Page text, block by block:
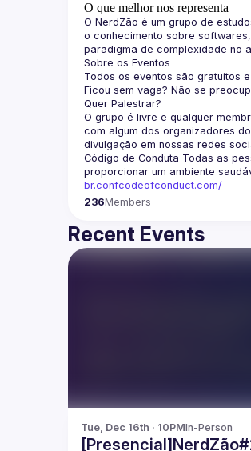
O que melhor nos representa
O NerdZão é um grupo de
o conhecimento sobre
paradigma de complexidade no
Sobre os Eventos
Todos os eventos são gratuitos
Ficou sem vaga? Não se
Quer Palestrar?
O grupo é livre e qualquer
com algum dos organizadores
divulgação em nossas redes
Código de Conduta Todas as
proporcionar um ambiente
br.confcodeofconduct.com/
236Members
Recent Events
Tue, Dec 16th · 10PMIn-Person